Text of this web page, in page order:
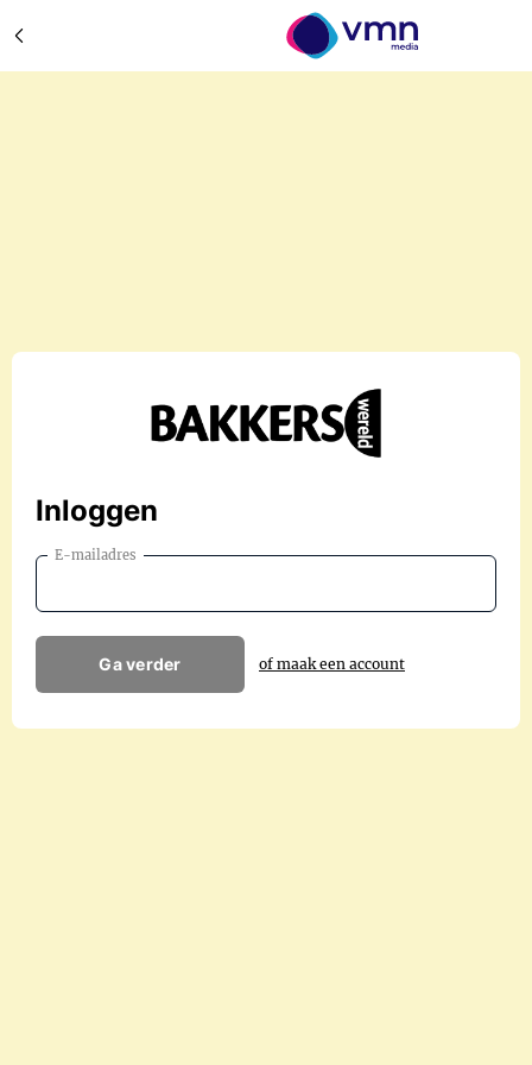
Inloggen
E-mailadres
Ga verder of maak een account